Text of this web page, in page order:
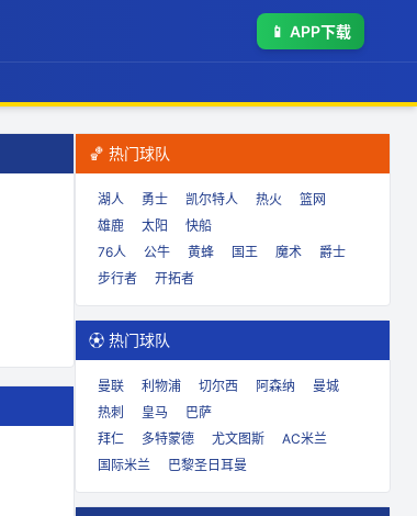
📱 APP下载
🏀 热门球队
湖人 勇士 凯尔特人 热火
篮网
雄鹿
太阳
快船
76人
公牛 黄蜂 国王 魔术
爵士
步行者
开拓者
⚽ 热门球队
曼联 利物浦 切尔西 阿森纳
曼城
热刺
皇马
巴萨
拜仁
多特蒙德 尤文图斯
AC米兰
国际米兰
巴黎圣日耳曼